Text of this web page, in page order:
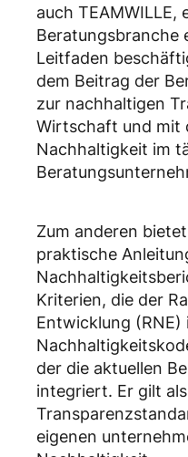
auch
Beratungsbranche
Leitfaden
dem Beitrag der
zur nachhaltigen
Wirtschaft und mit
Nachhaltigkeit im
Zum anderen
praktische
Kriterien, die der
Entwicklung (RNE)
der die aktuellen
integriert. Er gilt
eigenen